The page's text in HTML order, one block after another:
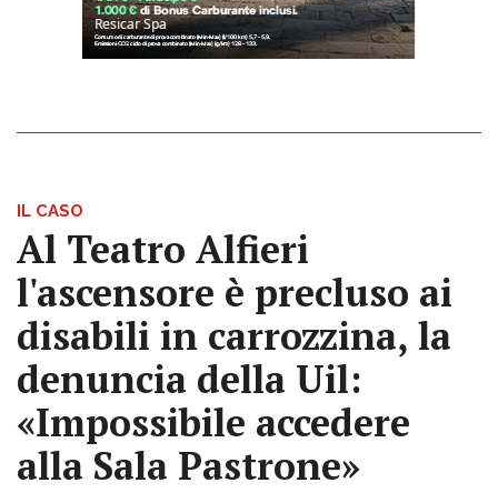
IL CASO
Al Teatro Alfieri
l'ascensore è precluso ai
disabili in carrozzina, la
denuncia della Uil:
«Impossibile accedere
alla Sala Pastrone»